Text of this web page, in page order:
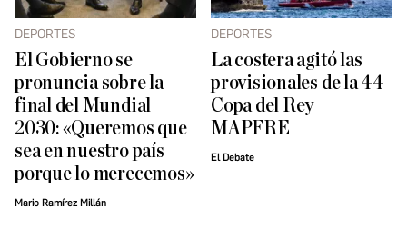
DEPORTES
El Gobierno se
pronuncia sobre la
final del Mundial
2030: «Queremos que
sea en nuestro país
porque lo merecemos»
Mario Ramírez Millán
DEPORTES
La costera agitó las
provisionales de la 44
Copa del Rey
MAPFRE
El Debate